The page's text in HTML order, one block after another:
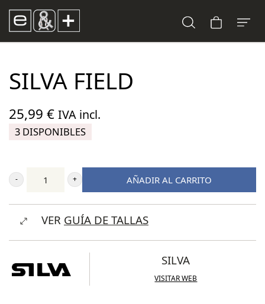
SILVA FIELD
25,99 € IVA incl.
3 DISPONIBLES
Silva
Field
cantidad
AÑADIR AL CARRITO
VER GUÍA DE TALLAS
SILVA
VISITAR WEB